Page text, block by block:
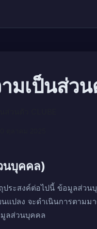
มเป็นส่ว
นบุคคล)
ระสงค์ต่อไปนี้ ข้อมูลส่วน
ปลง จะดำเนินการตามม
ลส่วนบุคคล